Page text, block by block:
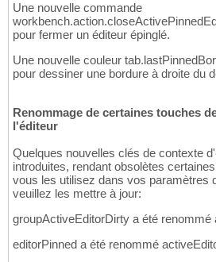
Une nouvelle commande
pour fermer un éditeur épinglé.
Une nouvelle couleur
pour dessiner une bordure à droite du
Renommage de certaines touches
l'éditeur
Quelques nouvelles clés de contexte
introduites, rendant obsolètes
vous les utilisez dans vos paramètres
veuillez les mettre à jour:
groupActiveEditorDirty a été
editorPinned a été renommé